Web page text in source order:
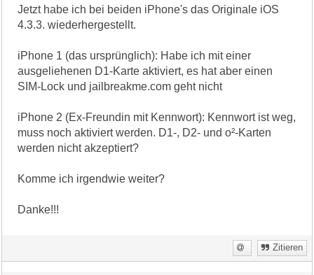
Jetzt habe ich bei beiden iPhone's das Originale iOS
4.3.3. wiederhergestellt.
iPhone 1 (das ursprünglich): Habe ich mit einer
ausgeliehenen D1-Karte aktiviert, es hat aber einen
SIM-Lock und jailbreakme.com geht nicht
iPhone 2 (Ex-Freundin mit Kennwort): Kennwort ist weg,
muss noch aktiviert werden. D1-, D2- und o²-Karten
werden nicht akzeptiert?
Komme ich irgendwie weiter?
Danke!!!
Zitieren